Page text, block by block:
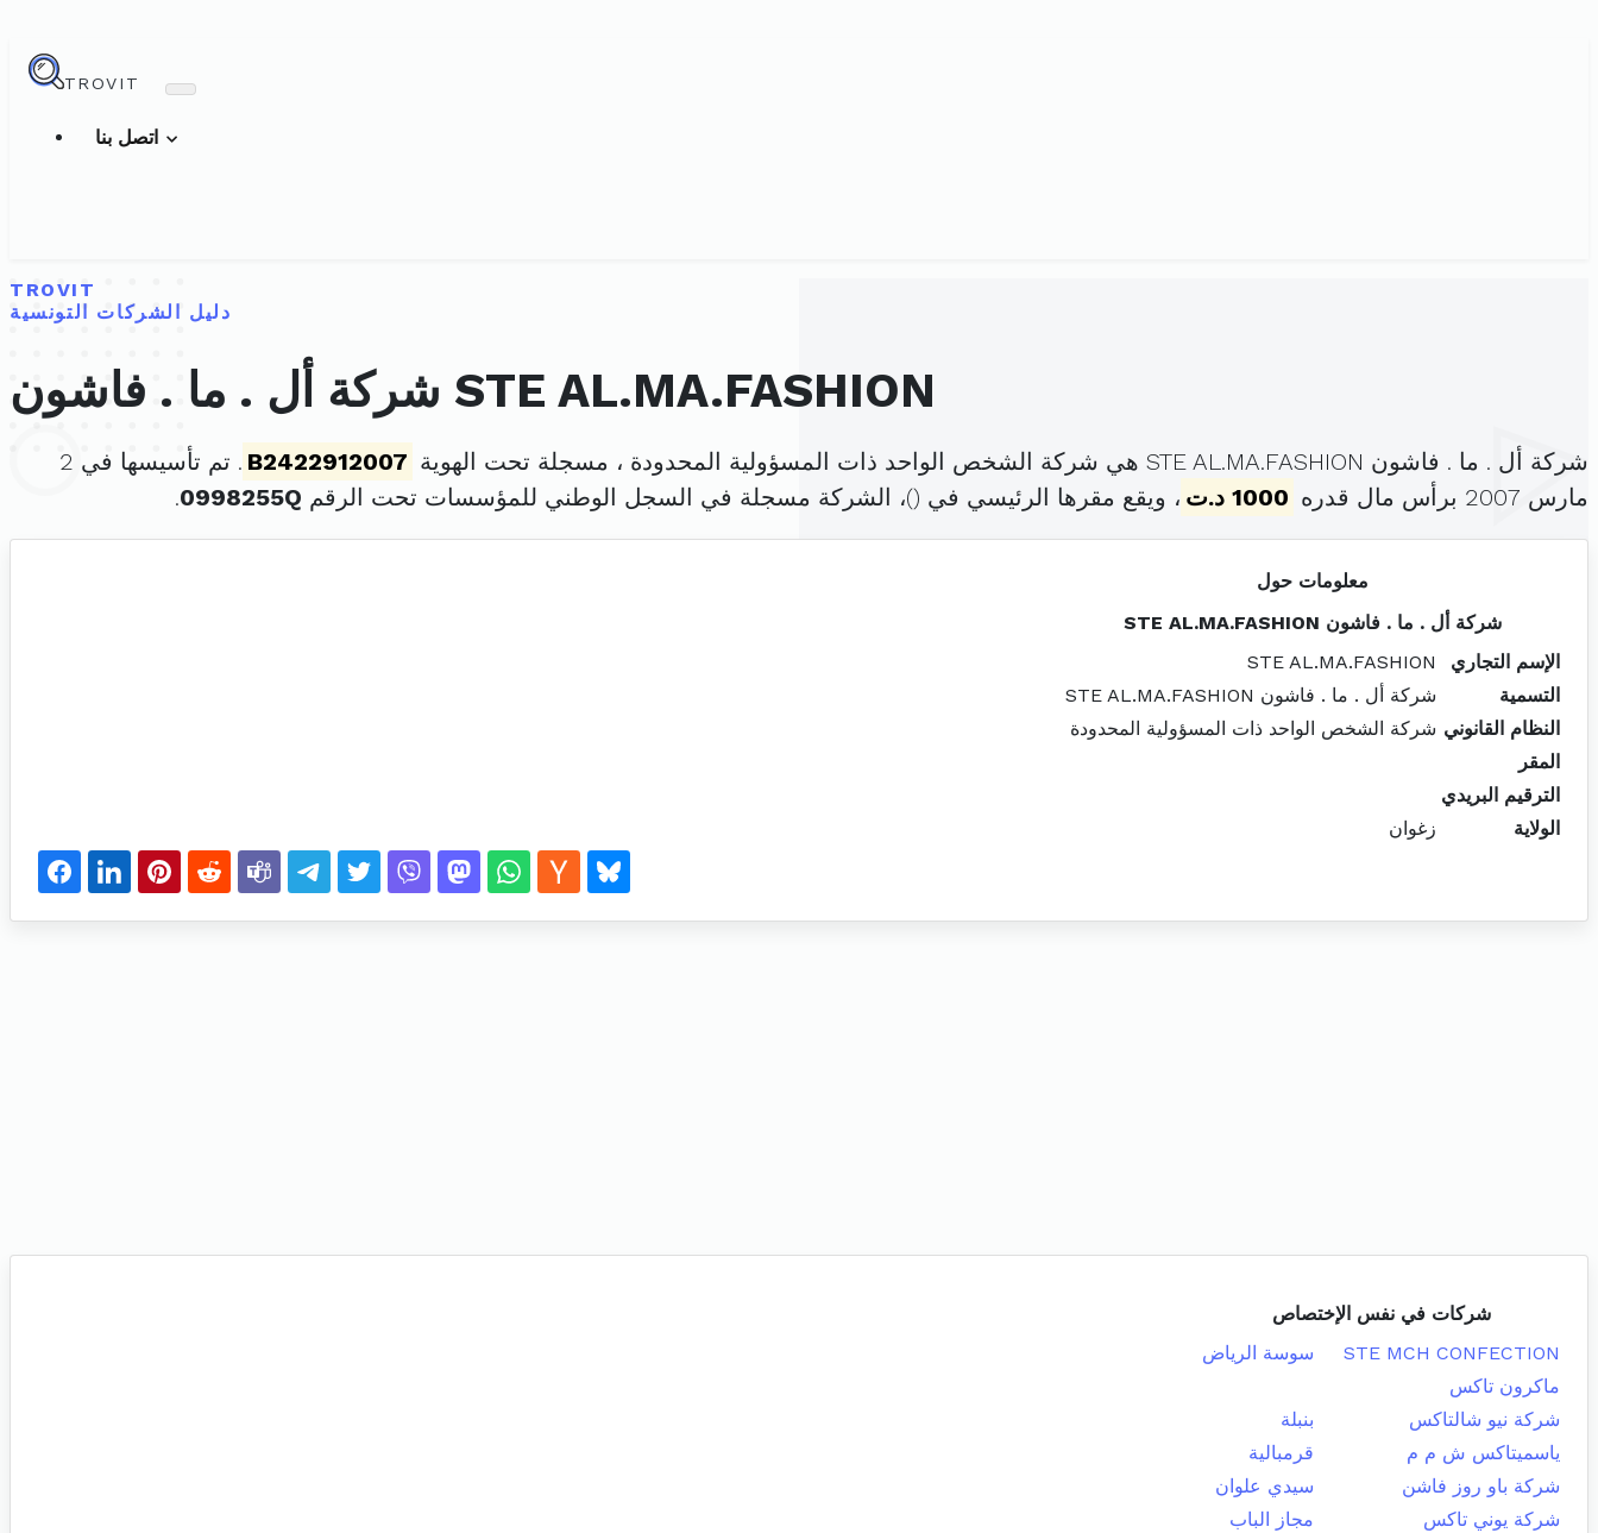
TROVIT
TROVIT
دليل الشركات التونسية
شركة أل . ما . فاشون STE AL.MA.FASHION
شركة أل . ما . فاشون STE AL.MA.FASHION هي شركة الشخص الواحد ذات المسؤولية المحدودة ، مسجلة تحت الهوية B2422912007
. تم تأسيسها في 2
مارس 2007 برأس مال قدره
1000 د.ت ، ويقع مقرها الرئيسي في ()، الشركة مسجلة في السجل الوطني للمؤسسات تحت الرقم 0998255Q
.
معلومات حول
شركة أل . ما . فاشون STE AL.MA.FASHION
الإسم التجاري
STE AL.MA.FASHION
التسمية
شركة أل . ما . فاشون STE AL.MA.FASHION
النظام القانوني شركة الشخص الواحد ذات المسؤولية المحدودة
المقر
الترقيم البريدي
الولاية
زغوان
شركات في نفس الإختصاص
STE MCH CONFECTION
سوسة الرياض
ماكرون تاكس
شركة نيو شالتاكس
بنبلة
ياسميتاكس ش م م
قرمبالية
شركة باو روز فاشن
سيدي علوان
شركة يوني تاكس
مجاز الباب